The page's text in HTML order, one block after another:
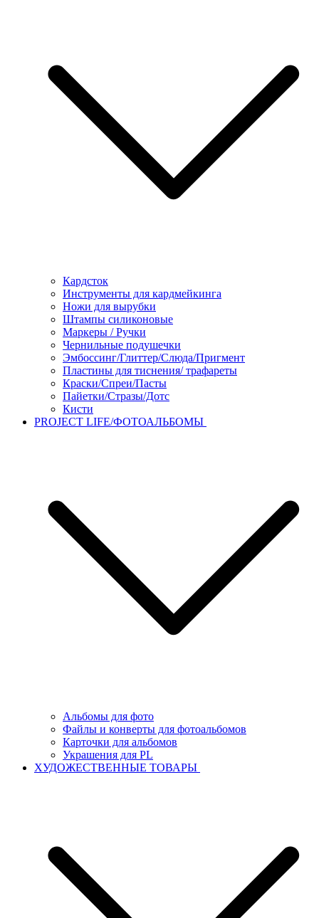
Кардсток
Инструменты для кардмейкинга
Ножи для вырубки
Штампы силиконовые
Маркеры / Ручки
Чернильные подушечки
Эмбоссинг/Глиттер/Слюда/Пригмент
Пластины для тиснения/ трафареты
Краски/Спреи/Пасты
Пайетки/Стразы/Дотс
Кисти
PROJECT LIFE/ФОТОАЛЬБОМЫ
Альбомы для фото
Файлы и конверты для фотоальбомов
Карточки для альбомов
Украшения для PL
ХУДОЖЕСТВЕННЫЕ ТОВАРЫ